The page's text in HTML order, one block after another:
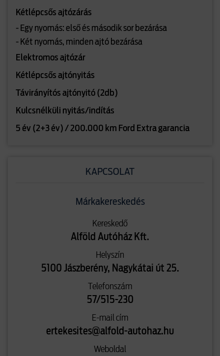
Kétlépcsős ajtózárás
- Egy nyomás: első és második sor bezárása
- Két nyomás, minden ajtó bezárása
Elektromos ajtózár
Kétlépcsős ajtónyitás
Távirányítós ajtónyitó (2db)
Kulcsnélküli nyitás/indítás
5 év (2+3 év) / 200.000 km Ford Extra garancia
KAPCSOLAT
Márkakereskedés
Kereskedő
Alföld Autóház Kft.
Helyszín
5100 Jászberény, Nagykátai út 25.
Telefonszám
57/515-230
E-mail cím
ertekesites@alfold-autohaz.hu
Weboldal